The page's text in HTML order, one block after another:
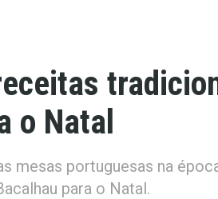
o Natal
mesas portuguesas na
para o Natal.